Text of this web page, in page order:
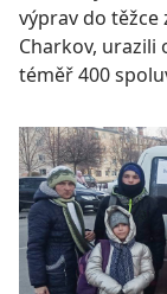
výprav do těžce
Charkov, urazili
téměř 400